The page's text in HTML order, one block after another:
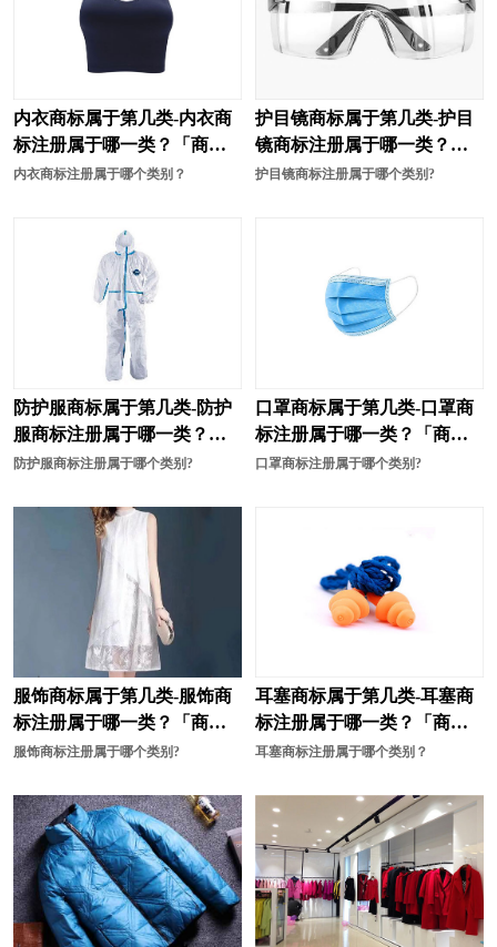
内衣商标属于第几类-内衣商
标注册属于哪一类？「商标
分类」
内衣商标注册属于哪个类别？
护目镜商标属于第几类-护目
镜商标注册属于哪一类？
「商标分类」
护目镜商标注册属于哪个类别?
防护服商标属于第几类-防护
服商标注册属于哪一类？
「商标分类」
防护服商标注册属于哪个类别?
口罩商标属于第几类-口罩商
标注册属于哪一类？「商标
分类」
口罩商标注册属于哪个类别?
服饰商标属于第几类-服饰商
标注册属于哪一类？「商标
分类」
服饰商标注册属于哪个类别?
耳塞商标属于第几类-耳塞商
标注册属于哪一类？「商标
分类」
耳塞商标注册属于哪个类别？